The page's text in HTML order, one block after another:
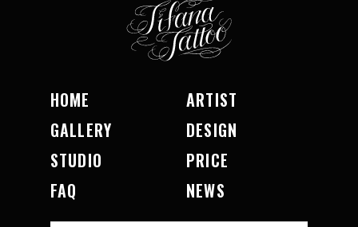
HOME
ARTIST
GALLERY
DESIGN
STUDIO
PRICE
FAQ
NEWS